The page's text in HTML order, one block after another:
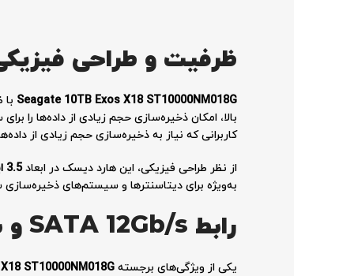
ظرفیت و طراحی
Seagate 10TB Exos X18 ST10000NM018G
کاربرانی که نیاز به ذخیره‌سازی حجم زیادی از
از نظر طراحی فیزیکی، این هارد دیسک در ابعاد3.5
به‌ویژه برای دیتاسنترها و سیستم‌های
رابط SATA 12Gb/s و
یکی از ویژگی‌های برجسته ST10000NM018G